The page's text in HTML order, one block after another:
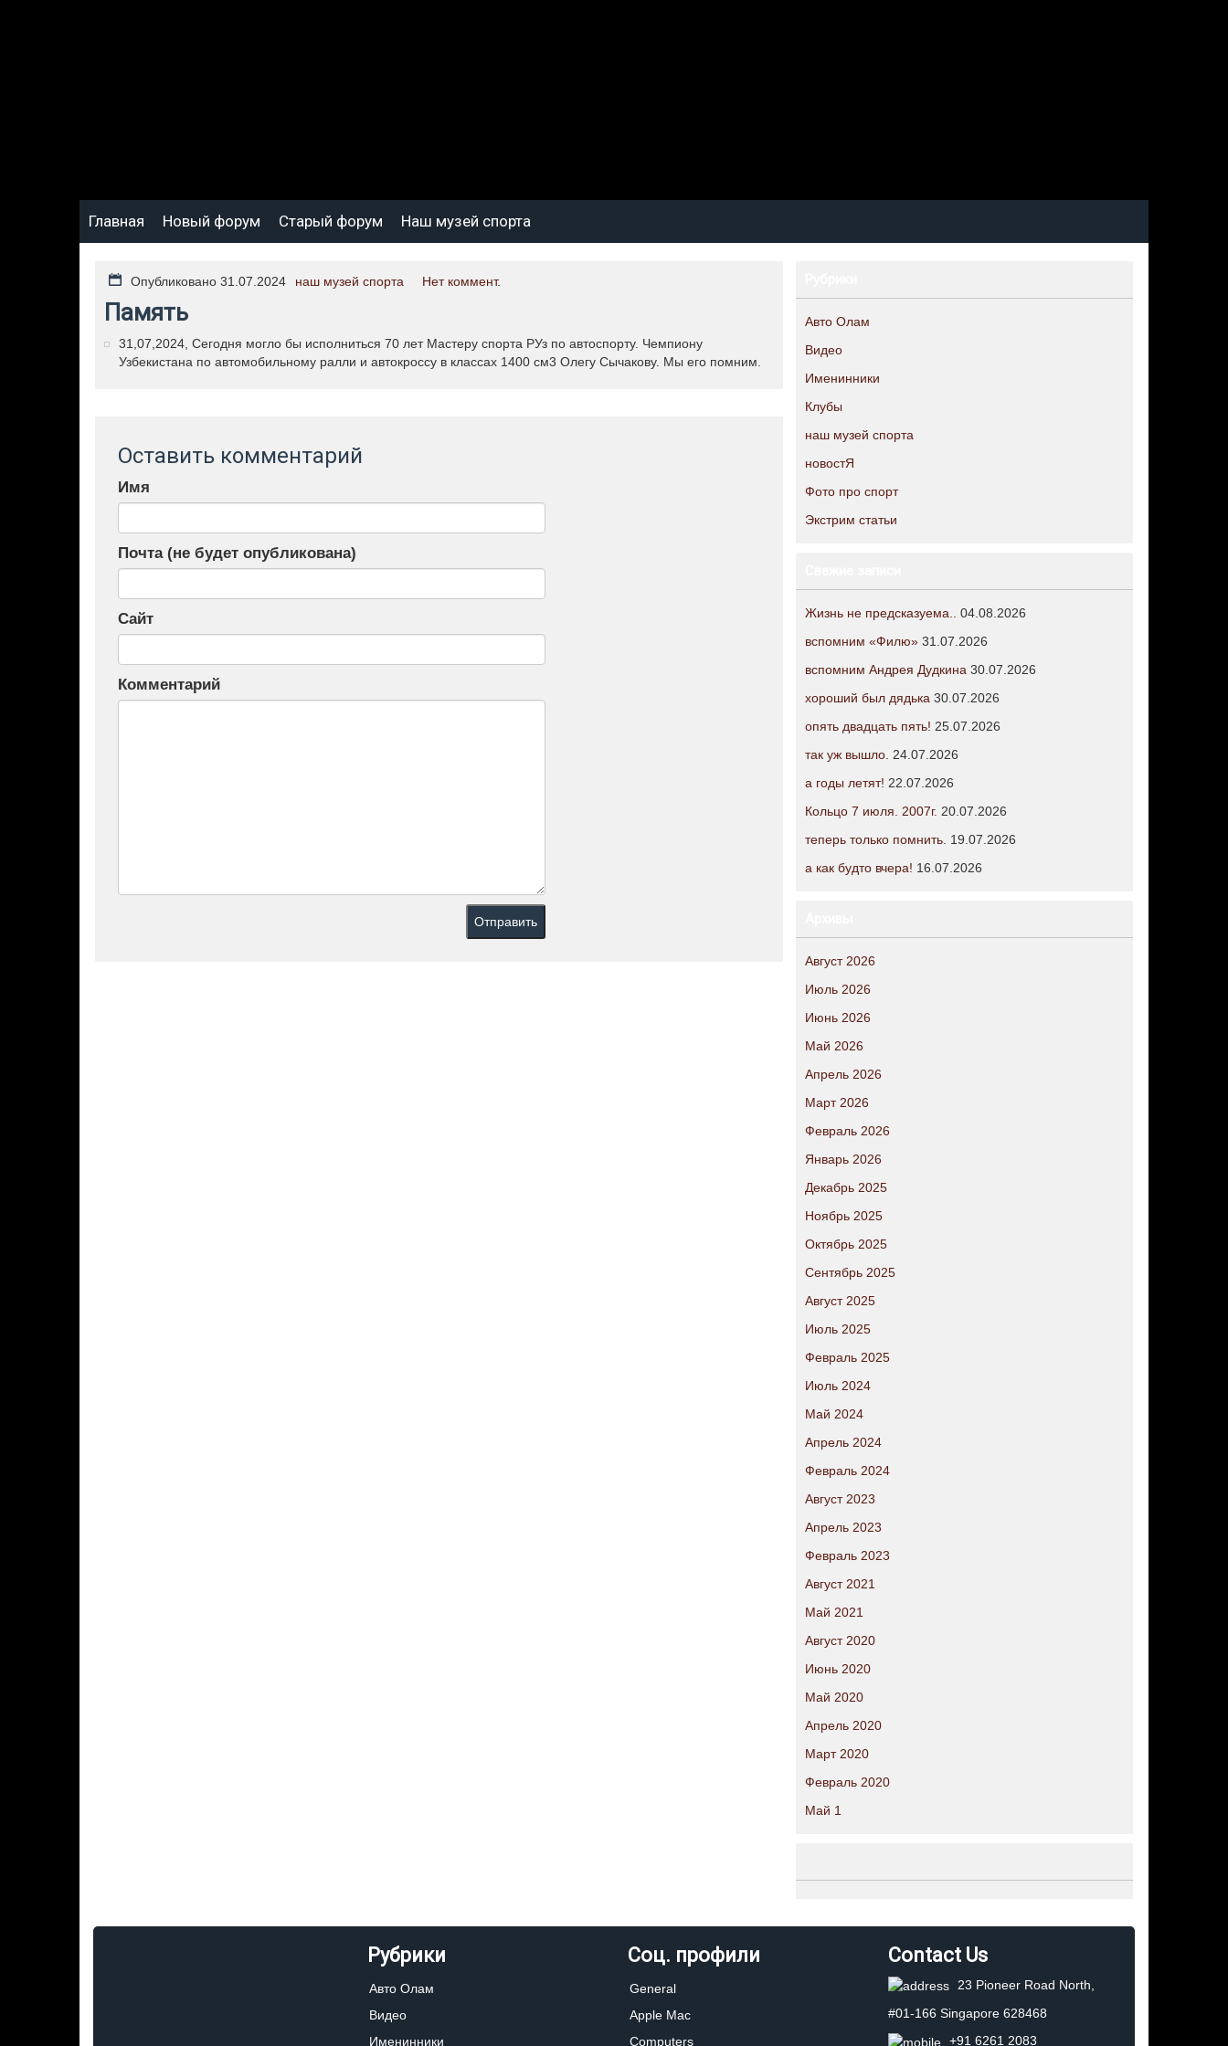
Главная Новый форум Старый форум Наш музей спорта
Опубликовано 31.07.2024 наш музей спорта Нет коммент.
Память
31,07,2024, Сегодня могло бы исполниться 70 лет Мастеру спорта РУз по автоспорту. Чемпиону
Узбекистана по автомобильному ралли и автокроссу в классах 1400 см3 Олегу Сычакову. Мы его помним.
Оставить комментарий
Имя
Почта (не будет опубликована)
Сайт
Комментарий
Авто Олам
Видео
Именинники
Клубы
наш музей спорта
новостЯ
Фото про спорт
Экстрим статьи
Жизнь не предсказуема..
04.08.2026
вспомним «Филю» 31.07.2026
вспомним Андрея Дудкина 30.07.2026
хороший был дядька 30.07.2026
опять двадцать пять! 25.07.2026
так уж вышло. 24.07.2026
а годы летят! 22.07.2026
Кольцо 7 июля. 2007г. 20.07.2026
теперь только помнить. 19.07.2026
а как будто вчера! 16.07.2026
Август 2026
Июль 2026
Июнь 2026
Май 2026
Апрель 2026
Март 2026
Февраль 2026
Январь 2026
Декабрь 2025
Ноябрь 2025
Октябрь 2025
Сентябрь 2025
Август 2025
Июль 2025
Февраль 2025
Июль 2024
Май 2024
Апрель 2024
Февраль 2024
Август 2023
Апрель 2023
Февраль 2023
Август 2021
Май 2021
Август 2020
Июнь 2020
Май 2020
Апрель 2020
Март 2020
Февраль 2020
Май 1
Рубрики
Авто Олам
Видео
Именинники
Соц. профили
General
Apple Mac
Computers
Contact Us
23 Pioneer Road North,
#01-166 Singapore 628468
+91 6261 2083